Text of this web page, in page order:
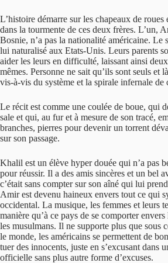
L’histoire démarre sur les chapeaux de roues
dans la tourmente de ces deux frères. L’un,
Bosnie, n’a pas la nationalité américaine. Le
lui naturalisé aux Etats-Unis. Leurs parents
aider les leurs en difficulté, laissant ainsi
mêmes. Personne ne sait qu’ils sont seuls et
vis-à-vis du système et la spirale infernale de
Le récit est comme une coulée de boue, qui
sale et qui, au fur et à mesure de son tracé,
branches, pierres pour devenir un torrent
sur son passage.
Khalil est un élève hyper douée qui n’a pas
pour réussir. Il a des amis sincères et un bel
c’était sans compter sur son aîné qui lui
Amir est devenu haineux envers tout ce qui
occidental. La musique, les femmes et leurs
manière qu’à ce pays de se comporter
les musulmans. Il ne supporte plus que sous
le monde, les américains se permettent de
tuer des innocents, juste en s’excusant dans
officielle sans plus autre forme d’excuses.